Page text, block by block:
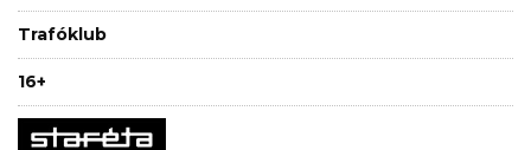
Trafóklub
16+